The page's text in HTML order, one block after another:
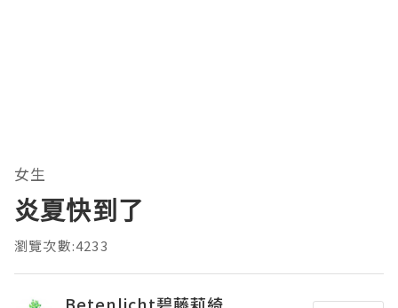
女生
炎夏快到了
瀏覽次數:4233